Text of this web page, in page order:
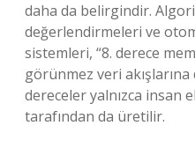
daha da belirgindir.
değerlendirmeleri ve
sistemleri, “8. derece
görünmez veri
dereceler yalnızca insan
tarafından da üretilir.